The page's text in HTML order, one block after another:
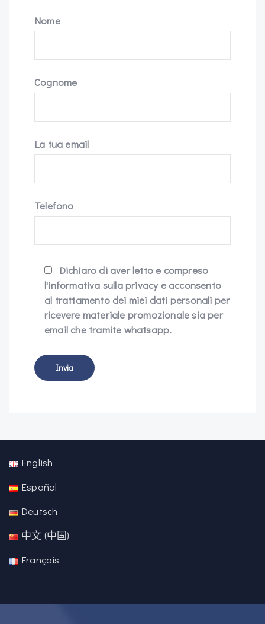
Nome
Cognome
La tua email
Telefono
Dichiaro di aver letto e compreso
l'informativa sulla privacy e acconsento
al trattamento dei miei dati personali per
ricevere materiale promozionale sia per
email che tramite whatsapp.
English
Español
Deutsch
中文 (中国)
Français